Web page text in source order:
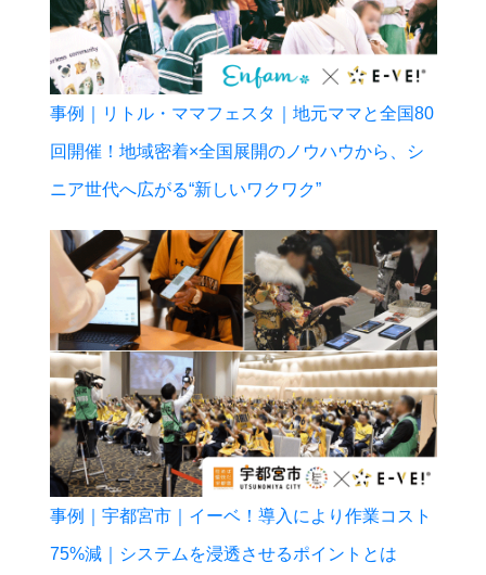
事例｜リトル・ママフェスタ｜地元ママと全国80
回開催！地域密着×全国展開のノウハウから、シ
ニア世代へ広がる“新しいワクワク”
事例｜宇都宮市｜イーベ！導入により作業コスト
75%減｜システムを浸透させるポイントとは